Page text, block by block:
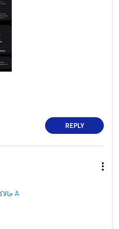
REPLY
جالاكسى A